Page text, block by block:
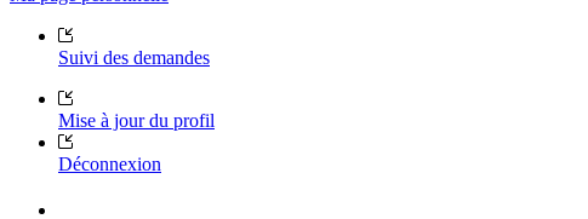
Suivi des demandes
Mise à jour du profil
Déconnexion